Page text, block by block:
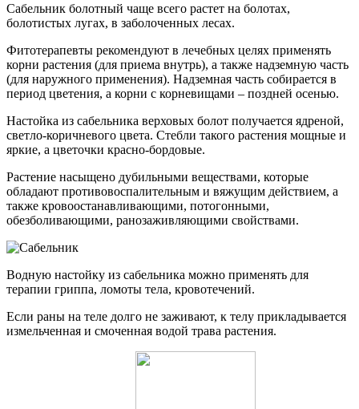
Сабельник болотный чаще всего растет на болотах,
болотистых лугах, в заболоченных лесах.
Фитотерапевты рекомендуют в лечебных целях применять
корни растения (для приема внутрь), а также надземную часть
(для наружного применения). Надземная часть собирается в
период цветения, а корни с корневищами – поздней осенью.
Настойка из сабельника верховых болот получается ядреной,
светло-коричневого цвета. Стебли такого растения мощные и
яркие, а цветочки красно-бордовые.
Растение насыщено дубильными веществами, которые
обладают противовоспалительным и вяжущим действием, а
также кровоостанавливающими, потогонными,
обезболивающими, ранозаживляющими свойствами.
Водную настойку из сабельника можно применять для
терапии гриппа, ломоты тела, кровотечений.
Если раны на теле долго не заживают, к телу прикладывается
измельченная и смоченная водой трава растения.